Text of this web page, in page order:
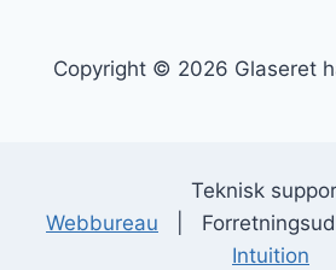
Copyright © 2026 Glaseret
Teknisk
Webbureau |
Intuition